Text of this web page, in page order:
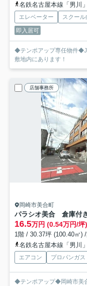
名鉄名古屋本線「男川
エレベーター スクール
即入居可
◆テンポアップ専任物件
敷地内にあります！
店舗事務所
岡崎市美合町
パラシオ美合 倉庫付
16.5万円 (0.54万円/坪)
1階 / 30.37坪 (100.40㎡)
名鉄名古屋本線「男川
エアコン プロパンガス
◆テンポアップ◆岡崎市美